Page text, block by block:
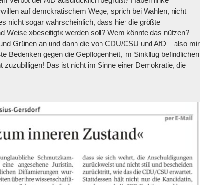
auf demokratischem Wege, sprich bei Wahlen, nicht
nicht sogar wahrscheinlich, dass hier die größte
Weise »beseitigt« werden soll? Wem könnte das nützen?
Grünen an und dann die von CDU/CSU und AfD – also mir
Bedenken gegen die Gepflogenheit, im Sinkflug befindlichen
Das ist nicht im Sinne einer Demokratie, die